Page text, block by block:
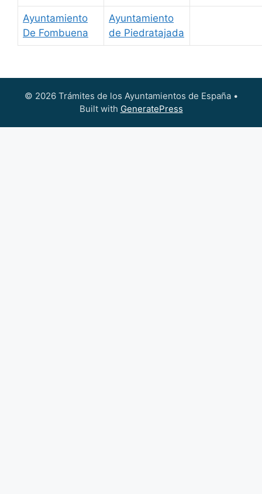
Ayuntamiento
De Fombuena
Ayuntamiento
de Piedratajada
© 2026 Trámites de los Ayuntamientos de España•
Built with GeneratePress